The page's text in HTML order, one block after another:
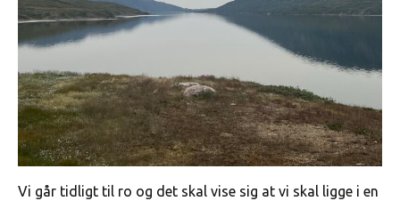
Vi går tidligt til ro og det skal vise sig at vi skal ligge i en